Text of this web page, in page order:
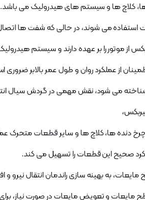
کلاچ ها و سیستم های هیدرولیک می باشد.
استفاده می شوند، در حالی که شفت ها
از موتور را بر عهده دارند و سیستم
از عملکرد روان و طول عمر بالابر ضروری
می شود، نقش مهمی در گردش سیال
دنده ها، کلاچ ها و سایر قطعات متحرک
صحیح این قطعات را تسهیل می کند.
به بهینه سازی راندمان انتقال نیرو
مایعات و تعویض مایعات در صورت